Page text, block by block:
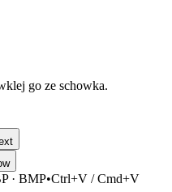
go ze schowka.
· BMP•Ctrl+V / Cmd+V